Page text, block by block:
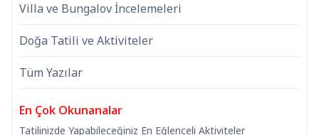
Villa ve Bungalov İncelemeleri
Doğa Tatili ve Aktiviteler
Tüm Yazılar
En Çok Okunanalar
Tatilinizde Yapabileceğiniz En Eğlenceli Aktiviteler